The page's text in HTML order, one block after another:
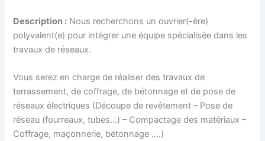
Description : Nous recherchons un ouvrier(-ère)
polyvalent(e) pour intégrer une équipe spécialisée dans les
travaux de réseaux.
Vous serez en charge de réaliser des travaux de
terrassement, de coffrage, de bétonnage et de pose de
réseaux électriques (Découpe de revêtement – Pose de
réseau (fourreaux, tubes…) – Compactage des matériaux –
Coffrage, maçonnerie, bétonnage ….)